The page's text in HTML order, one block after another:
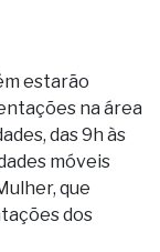
estarão
na área
das 9h às
móveis
que
dos